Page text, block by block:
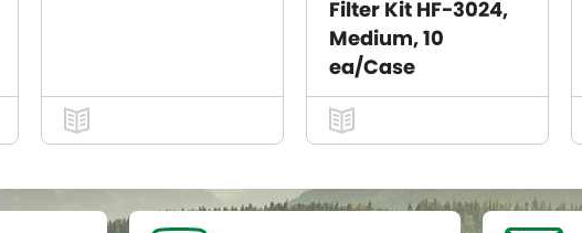
Filter Kit HF-3024,
Medium, 10
ea/Case